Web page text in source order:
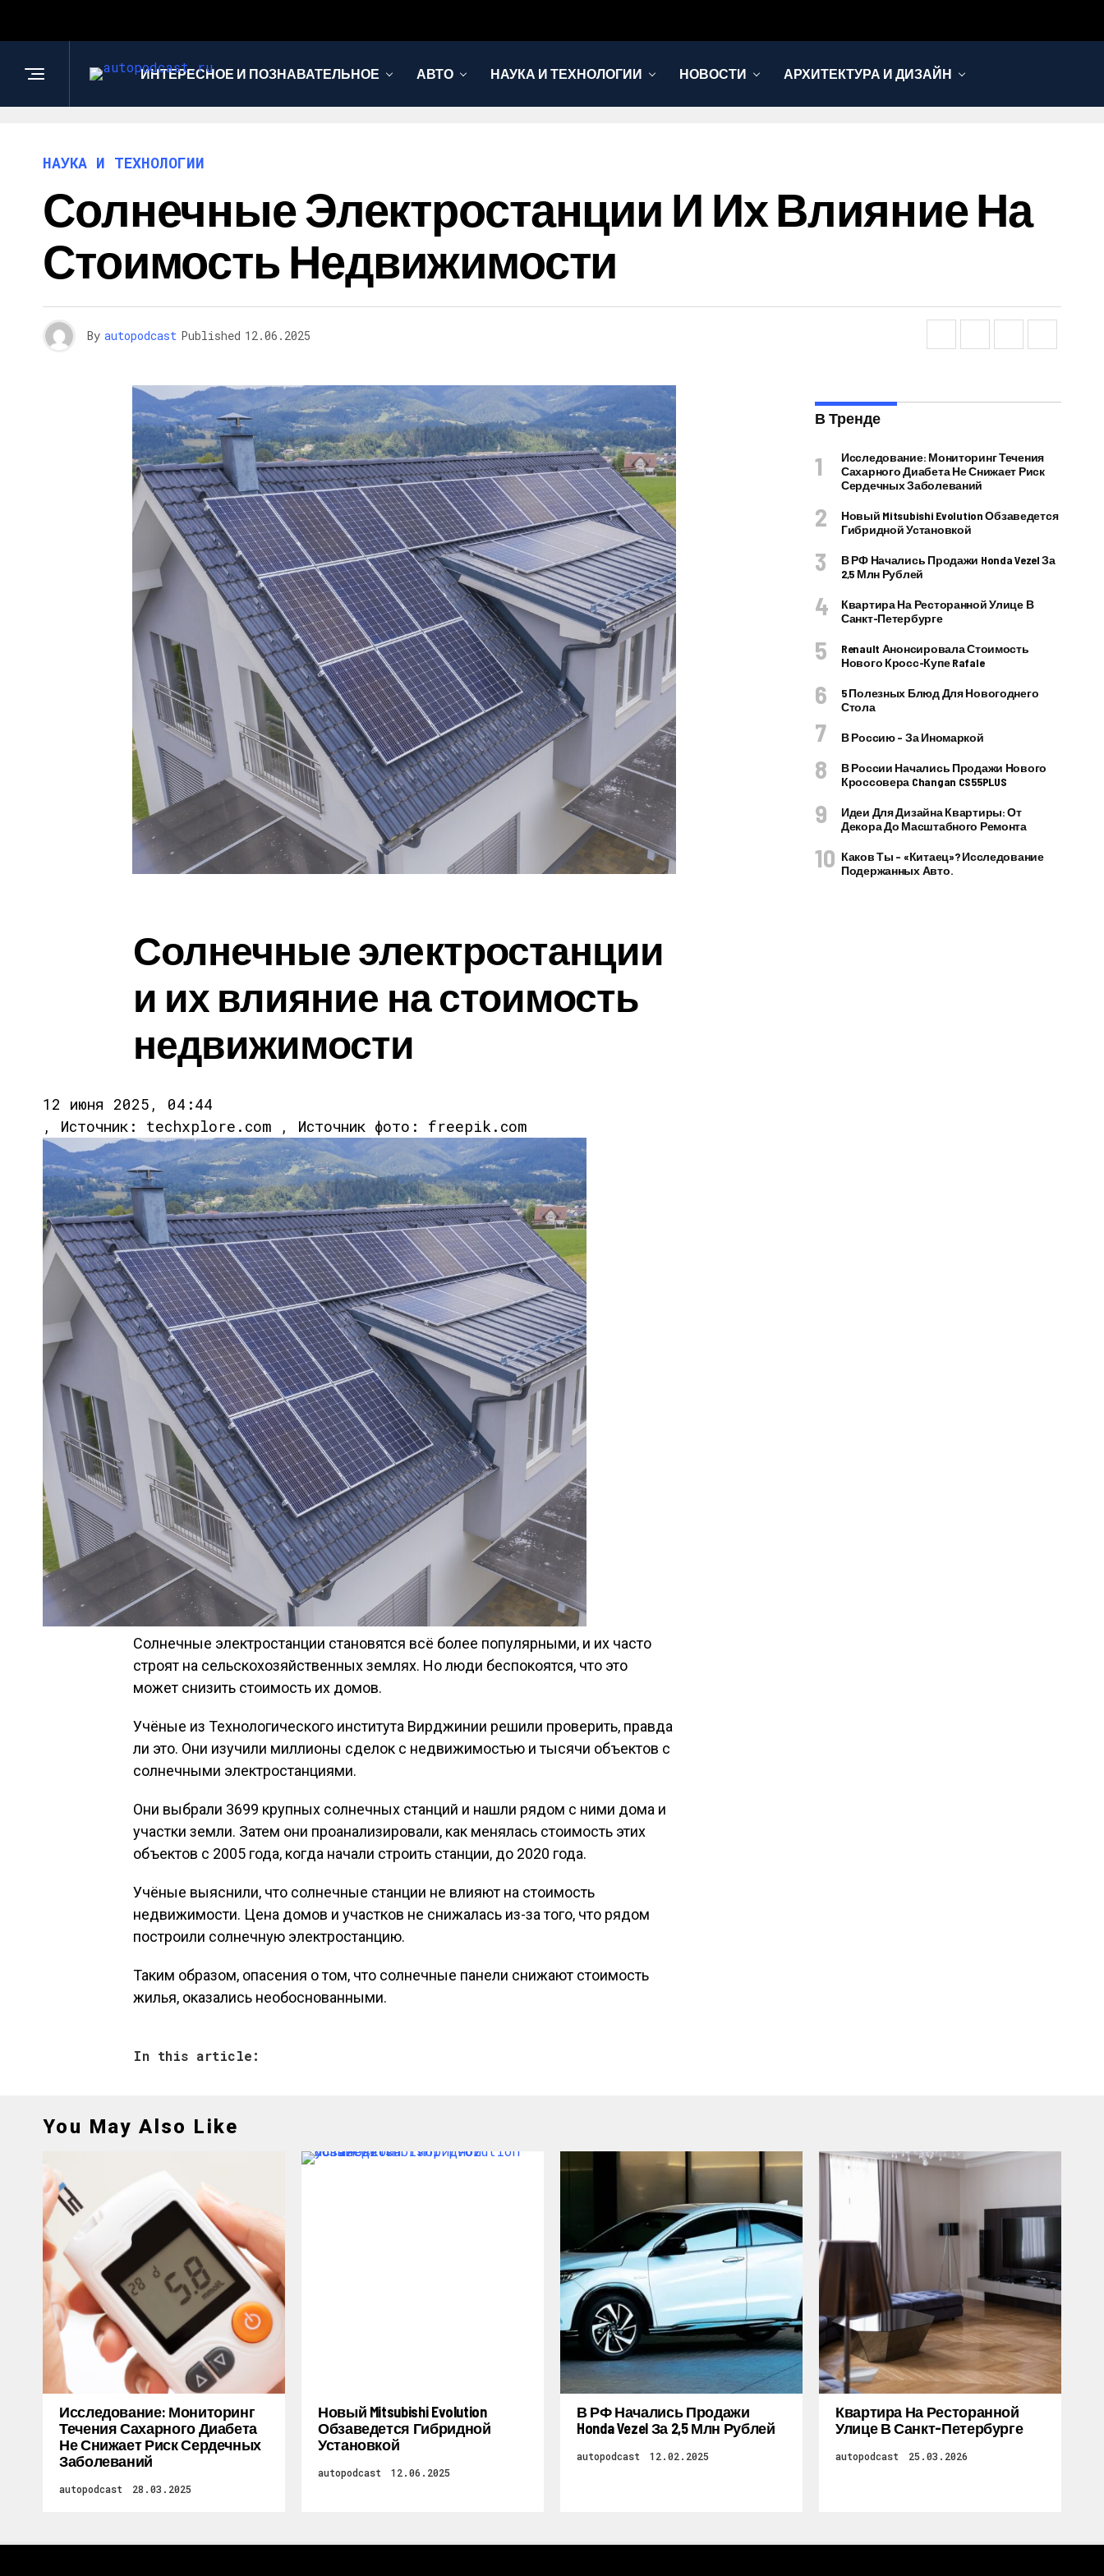
ИНТЕРЕСНОЕ И ПОЗНАВАТЕЛЬНОЕ АВТО НАУКА И ТЕХНОЛОГИИ НОВОСТИ АРХИТЕКТУРА И ДИЗАЙН
НАУКА И ТЕХНОЛОГИИ
Солнечные Электростанции И Их Влияние На
Стоимость Недвижимости
By autopodcast Published 12.06.2025
Солнечные электростанции
и их влияние на стоимость
недвижимости
12 июня 2025, 04:44
, Источник: techxplore.com , Источник фото: freepik.com
Солнечные электростанции становятся всё более популярными, и их часто
строят на сельскохозяйственных землях. Но люди беспокоятся, что это
может снизить стоимость их домов.
Учёные из Технологического института Вирджинии решили проверить, правда
ли это. Они изучили миллионы сделок с недвижимостью и тысячи объектов с
солнечными электростанциями.
Они выбрали 3699 крупных солнечных станций и нашли рядом с ними дома и
участки земли. Затем они проанализировали, как менялась стоимость этих
объектов с 2005 года, когда начали строить станции, до 2020 года.
Учёные выяснили, что солнечные станции не влияют на стоимость
недвижимости. Цена домов и участков не снижалась из-за того, что рядом
построили солнечную электростанцию.
Таким образом, опасения о том, что солнечные панели снижают стоимость
жилья, оказались необоснованными.
In this article:
В Тренде
Исследование: Мониторинг Течения
Сахарного Диабета Не Снижает Риск
Сердечных Заболеваний
Новый Mitsubishi Evolution Обзаведется
Гибридной Установкой
В РФ Начались Продажи Honda Vezel За
2,5 Млн Рублей
Квартира На Ресторанной Улице В
Санкт-Петербурге
Renault Анонсировала Стоимость
Нового Кросс-Купе Rafale
5 Полезных Блюд Для Новогоднего
Стола
В Россию – За Иномаркой
В России Начались Продажи Нового
Кроссовера Changan CS55PLUS
Идеи Для Дизайна Квартиры: От
Декора До Масштабного Ремонта
Каков Ты – «китаец»? Исследование
Подержанных Авто.
You May Also Like
Исследование: Мониторинг
Течения Сахарного Диабета
Не Снижает Риск Сердечных
Заболеваний
autopodcast 28.03.2025
Новый Mitsubishi Evolution
Обзаведется Гибридной
Установкой
autopodcast 12.06.2025
В РФ Начались Продажи
Honda Vezel За 2,5 Млн Рублей
autopodcast 12.02.2025
Квартира На Ресторанной
Улице В Санкт-Петербурге
autopodcast 25.03.2026